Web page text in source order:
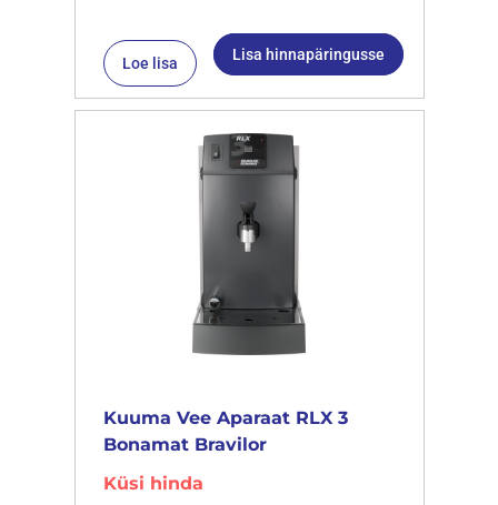
Loe lisa Lisa hinnapäringusse
Kuuma Vee Aparaat RLX 3
Bonamat Bravilor
Küsi hinda